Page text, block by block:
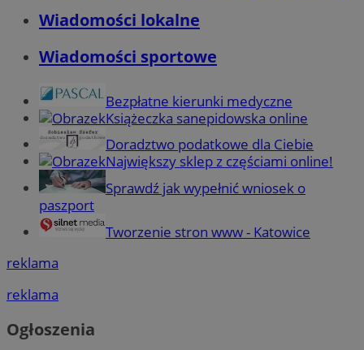
Wiadomości lokalne
Wiadomości sportowe
Bezpłatne kierunki medyczne
Książeczka sanepidowska online
Doradztwo podatkowe dla Ciebie
Największy sklep z częściami online!
Sprawdź jak wypełnić wniosek o
paszport
Tworzenie stron www - Katowice
reklama
reklama
Ogłoszenia